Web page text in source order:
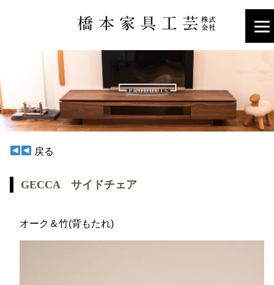
戻る
GECCA サイドチェア
オーク＆竹(背もたれ)